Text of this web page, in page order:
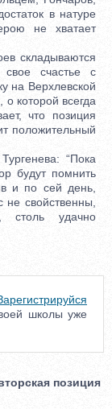
в натуре
не хватает
складываются
свое счастье с
на Верхлевской
которой всегда
что позиция
положительный
“Пока
будут помнить
и по сей день,
не свойственны,
столь удачно
школы уже
позиция